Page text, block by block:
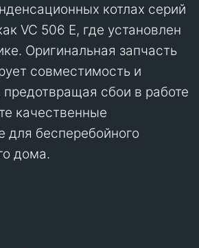
котлах серий
VC 506 E, где установлен
Оригинальная запчасть
совместимость и
предотвращая сбои в работе
качественные
для бесперебойного
дома.